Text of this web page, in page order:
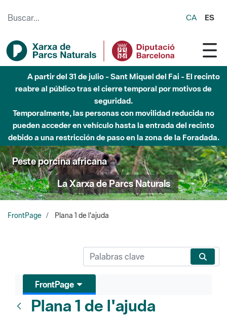
CA ES
A partir del 31 de julio - Sant Miquel del Fai - El recinto
reabre al público tras el cierre temporal por motivos de
seguridad.
Temporalmente, las personas con movilidad reducida no
pueden acceder en vehículo hasta la entrada del recinto
debido a una restricción de paso en la zona de la Foradada.
Peste porcina africana
La Xarxa de Parcs Naturals
FrontPage Plana 1 de l'ajuda
FrontPage
Plana 1 de l'ajuda